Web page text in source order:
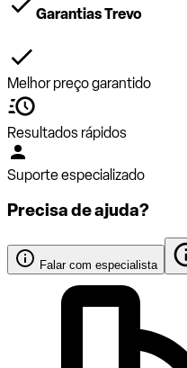
Garantias Trevo
Melhor preço garantido
Resultados rápidos
Suporte especializado
Precisa de ajuda?
Falar com especialista